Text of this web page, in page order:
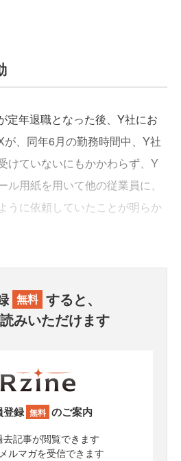
定年退職となった後、Y社にお
、同年6月の勤務時間中、Y社
けていないにもかかわらず、Y
用紙を用いて他の従業員に、
うに依頼していたことが明らか
無料 すると、
みいただけます
登録 無料 のご案内
去記事が閲覧できます
ルマガを受信できます